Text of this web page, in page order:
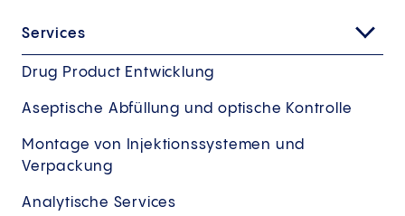
Services
Drug Product Entwicklung
Aseptische Abfüllung und optische Kontrolle
Montage von Injektionssystemen und
Verpackung
Analytische Services